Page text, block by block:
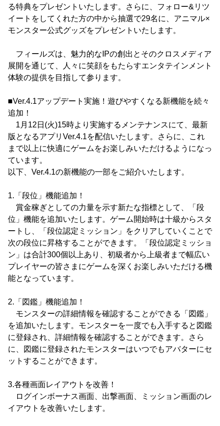
る特典をプレゼントいたします。さらに、フォロー&リツ
イートをしてくれた方の中から抽選で29名に、アニマル×
モンスター公式グッズをプレゼントいたします。
フィールズは、魅力的なIPの創出とそのクロスメディア
展開を通じて、人々に笑顔をもたらすエンタテインメント
体験の提供を目指して参ります。
■Ver.4.1アップデート実施！遊びやすくなる新機能を続々
追加！
1月12日(火)15時より実施するメンテナンスにて、最新
版となるアプリVer.4.1を配信いたします。さらに、これ
まで以上に快適にゲームをお楽しみいただけるようになっ
ています。
以下、Ver.4.1の新機能の一部をご紹介いたします。
1.「段位」機能追加！
賞金稼ぎとしての力量を示す新たな指標として、「段
位」機能を追加いたします。ゲーム開始時は十級からスタ
ートし、「段位認定ミッション」をクリアしていくことで
次の段位に昇格することができます。「段位認定ミッショ
ン」は合計300個以上あり、初級者から上級者まで幅広い
プレイヤーの皆さまにゲームを深くお楽しみいただける機
能となっています。
2.「図鑑」機能追加！
モンスターの詳細情報を確認することができる「図鑑」
を追加いたします。モンスターを一度でも入手すると図鑑
に登録され、詳細情報を確認することができます。さら
に、図鑑に登録されたモンスターはいつでもアバターにセ
ットすることができます。
3.各種画面レイアウトを改善！
ログインボーナス画面、出撃画面、ミッション画面のレ
イアウトを改善いたします。